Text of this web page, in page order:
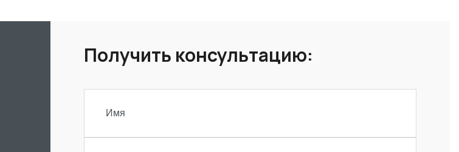
Получить консультацию: